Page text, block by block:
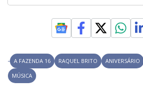
A FAZENDA 16 RAQUEL BRITO ANIVERSÁRIO
MÚSICA